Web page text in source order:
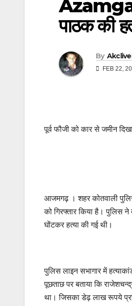
पाठक की
By
FEB 22,
पूर्व फौजी को कार से जमीन
आजमगढ़ । शहर कोतवाली
को गिरफ्तार किया है। पुलिस ने
घोंटकर हत्या की गई थी।
पुलिस लाइन सभागार में
पूछताछ पर बताया कि
था। जिसका डेढ़ लाख रूपये